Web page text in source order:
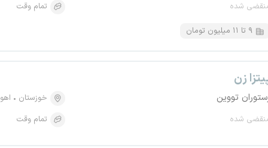
شده
تمام وقت
۹ تا ۱۱ میلیون تومان
زن
تووین
شده
خوزستان
تمام وقت